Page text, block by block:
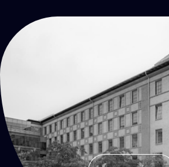
na kafe